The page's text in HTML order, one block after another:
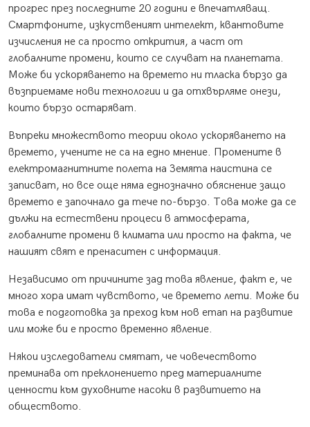
прогрес през последните 20 години е впечатляващ.
Смартфоните, изкуственият интелект, квантовите
изчисления не са просто открития, а част от
глобалните промени, които се случват на планетата.
Може би ускоряването на времето ни тласка бързо да
възприемаме нови технологии и да отхвърляме онези,
които бързо остаряват.
Въпреки множеството теории около ускоряването на
времето, учените не са на едно мнение. Промените в
електромагнитните полета на Земята наистина се
записват, но все още няма еднозначно обяснение защо
времето е започнало да тече по-бързо. Това може да се
дължи на естествени процеси в атмосферата,
глобалните промени в климата или просто на факта, че
нашият свят е пренаситен с информация.
Независимо от причините зад това явление, факт е, че
много хора имат чувството, че времето лети. Може би
това е подготовка за преход към нов етап на развитие
или може би е просто временно явление.
Някои изследователи смятат, че човечеството
преминава от преклонението пред материалните
ценности към духовните насоки в развитието на
обществото.